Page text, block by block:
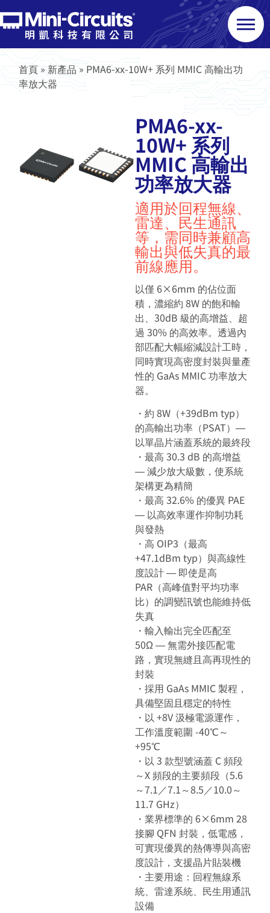
首頁 »新產品 » PMA6-xx-10W+ 系列 MMIC 高輸出功
率放大器
PMA6-xx-
10W+ 系列
MMIC 高輸出
功率放大器
適用於回程無線、
雷達、民生通訊
等，需同時兼顧高
輸出與低失真的最
前線應用。
以僅 6×6mm 的佔位面
積，濃縮約 8W 的飽和輸
出、30dB 級的高增益、超
過 30% 的高效率。透過內
部匹配大幅縮減設計工時，
同時實現高密度封裝與量產
性的 GaAs MMIC 功率放大
器。
・約 8W（+39dBm typ）
的高輸出功率（PSAT）―
以單晶片涵蓋系統的最終段
・最高 30.3 dB 的高增益
― 減少放大級數，使系統
架構更為精簡
・最高 32.6% 的優異 PAE
― 以高效率運作抑制功耗
與發熱
・高 OIP3（最高
+47.1dBm typ）與高線性
度設計 ― 即使是高
PAR（高峰值對平均功率
比）的調變訊號也能維持低
失真
・輸入輸出完全匹配至
50Ω ― 無需外接匹配電
路，實現無縫且高再現性的
封裝
・採用 GaAs MMIC 製程，
具備堅固且穩定的特性
・以 +8V 汲極電源運作，
工作溫度範圍 -40℃～
+95℃
・以 3 款型號涵蓋 C 頻段
～X 頻段的主要頻段（5.6
～7.1／7.1～8.5／10.0～
11.7 GHz）
・業界標準的 6×6mm 28
接腳 QFN 封裝，低電感，
可實現優異的熱傳導與高密
度設計，支援晶片貼裝機
・主要用途：回程無線系
統、雷達系統、民生用通訊
設備